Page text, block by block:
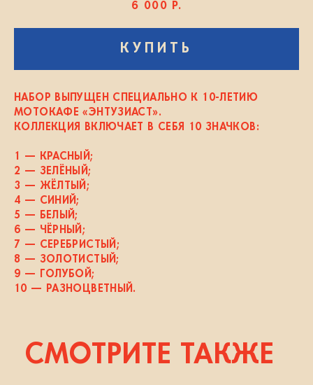
6 000 Р.
КУПИТЬ
НАБОР ВЫПУЩЕН СПЕЦИАЛЬНО К 10-ЛЕТИЮ
МОТОКАФЕ «ЭНТУЗИАСТ».
КОЛЛЕКЦИЯ ВКЛЮЧАЕТ В СЕБЯ 10 ЗНАЧКОВ:
1 — КРАСНЫЙ;
2 — ЗЕЛЁНЫЙ;
3 — ЖЁЛТЫЙ;
4 — СИНИЙ;
5 — БЕЛЫЙ;
6 — ЧЁРНЫЙ;
7 — СЕРЕБРИСТЫЙ;
8 — ЗОЛОТИСТЫЙ;
9 — ГОЛУБОЙ;
10 — РАЗНОЦВЕТНЫЙ.
СМОТРИТЕ ТАКЖЕ